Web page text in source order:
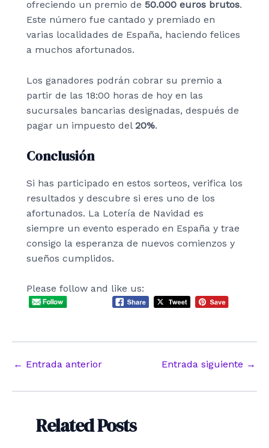
ofreciendo un premio de 50.000 euros brutos.
Este número fue cantado y premiado en
varias localidades de España, haciendo felices
a muchos afortunados.
Los ganadores podrán cobrar su premio a
partir de las 18:00 horas de hoy en las
sucursales bancarias designadas, después de
pagar un impuesto del 20%.
Conclusión
Si has participado en estos sorteos, verifica los
resultados y descubre si eres uno de los
afortunados. La Lotería de Navidad es
siempre un evento esperado en España y trae
consigo la esperanza de nuevos comienzos y
sueños cumplidos.
Please follow and like us:
Navegación
entradas
← Entrada anterior Entrada siguiente →
Related Posts